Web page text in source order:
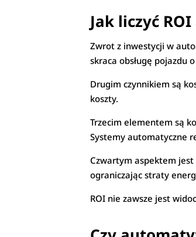
Jak liczyć
Zwrot z inwestycji w
skraca obsługę pojazdu
Drugim czynnikiem są
koszty.
Trzecim elementem są
Systemy automatyczne
Czwartym aspektem
ograniczając straty
ROI nie zawsze jest